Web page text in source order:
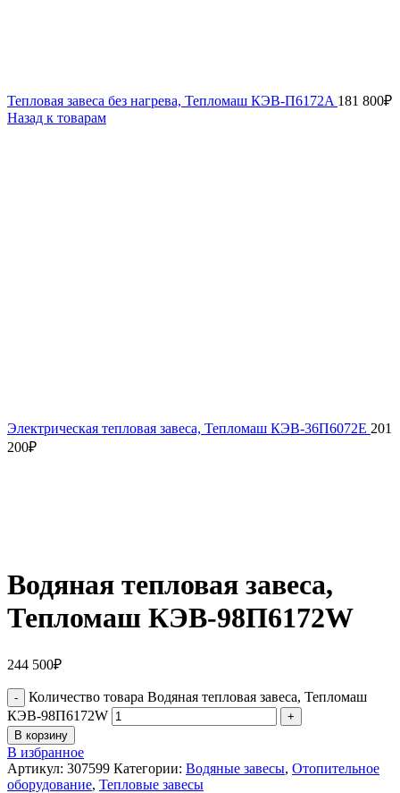
Тепловая завеса без нагрева, Тепломаш КЭВ-П6172A 181 800₽
Назад к товарам
Электрическая тепловая завеса, Тепломаш КЭВ-36П6072E 201
200₽
Водяная тепловая завеса,
Тепломаш КЭВ-98П6172W
244 500₽
Количество товара Водяная тепловая завеса, Тепломаш
КЭВ-98П6172W
В корзину
В избранное
Артикул: 307599 Категории: Водяные завесы, Отопительное
оборудование, Тепловые завесы